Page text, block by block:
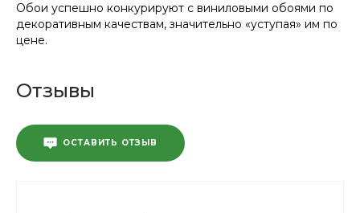
Обои успешно конкурируют с виниловыми обоями по
декоративным качествам, значительно «уступая» им по
цене.
Отзывы
ОСТАВИТЬ ОТЗЫВ